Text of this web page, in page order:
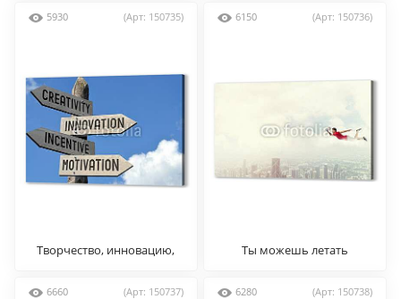
5930 (Арт: 150735)
Творчество, инновацию,
6150 (Арт: 150736)
Ты можешь летать
6660 (Арт: 150737) 6280 (Арт: 150738)